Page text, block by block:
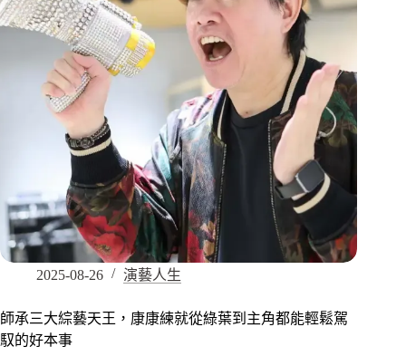
2025-08-26 演藝人生
師承三大綜藝天王，康康練就從綠葉到主角都能輕鬆駕
馭的好本事